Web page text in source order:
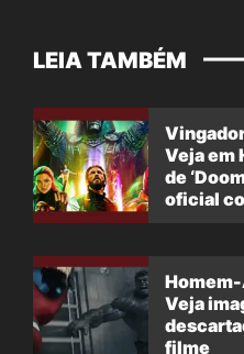
LEIA TAMBÉM
Veja em
de
oficial
Homem-
Veja
filme